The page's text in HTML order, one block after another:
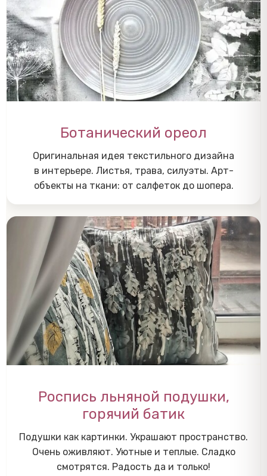
Ботанический ореол
Оригинальная идея текстильного дизайна
в интерьере. Листья, трава, силуэты. Арт-
объекты на ткани: от салфеток до шопера.
Роспись льняной подушки,
горячий батик
Подушки как картинки. Украшают пространство.
Очень оживляют. Уютные и теплые. Сладко
смотрятся. Радость да и только!